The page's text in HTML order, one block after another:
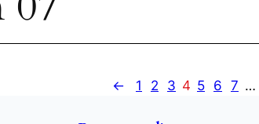
← 1 2 3 4 5 6 7 …